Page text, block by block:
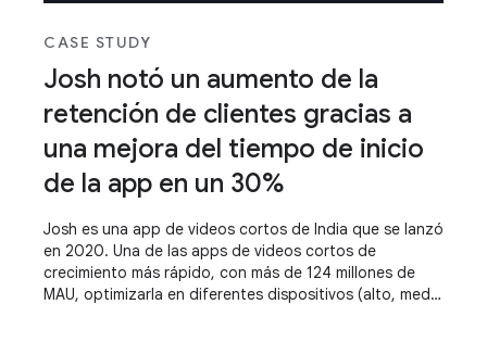
CASE STUDY
Josh notó un aumento de la
retención de clientes gracias a
una mejora del tiempo de inicio
de la app en un 30%
Josh es una app de videos cortos de India que se lanzó
en 2020. Una de las apps de videos cortos de
crecimiento más rápido, con más de 124 millones de
MAU, optimizarla en diferentes dispositivos (alto, medio